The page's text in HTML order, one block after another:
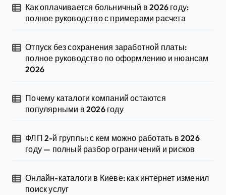
Как оплачивается больничный в 2026 году:
полное руководство с примерами расчета
Отпуск без сохранения заработной платы:
полное руководство по оформлению и нюансам
2026
Почему каталоги компаний остаются
популярными в 2026 году
ФЛП 2-й группы: с кем можно работать в 2026
году — полный разбор ограничений и рисков
Онлайн-каталоги в Киеве: как интернет изменил
поиск услуг